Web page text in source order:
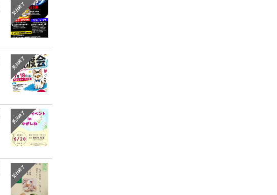
受付終了
受付終了
受付終了
受付終了